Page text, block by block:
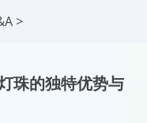
>
珠的独特优势与